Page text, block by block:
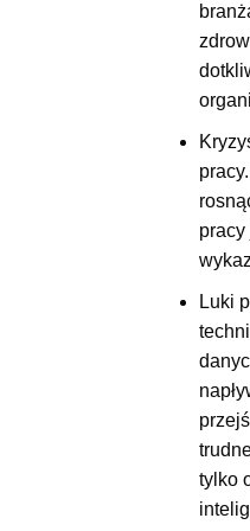
pracy
Luki
tylko